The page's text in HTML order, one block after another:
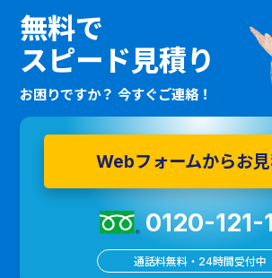
無料で
スピード見積り
お困りですか？ 今すぐご連絡！
Webフォームからお見
0120-121-
通話料無料・24時間受付中